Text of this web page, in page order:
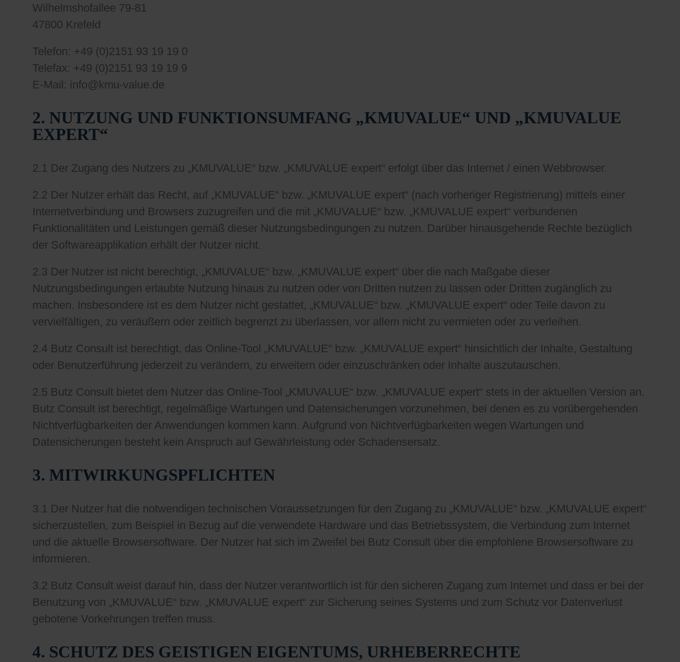
Wilhelmshofallee 79-81
47800 Krefeld
Telefon: +49 (0)2151 93 19 19 0
Telefax: +49 (0)2151 93 19 19 9
E-Mail: info@kmu-value.de
2. NUTZUNG UND FUNKTIONSUMFANG „KMUVALUE“ UND „KMUVALUE
EXPERT“
2.1 Der Zugang des Nutzers zu „KMUVALUE“ bzw. „KMUVALUE expert“ erfolgt über das Internet / einen Webbrowser.
2.2 Der Nutzer erhält das Recht, auf „KMUVALUE“ bzw. „KMUVALUE expert“ (nach vorheriger Registrierung) mittels einer
Internetverbindung und Browsers zuzugreifen und die mit „KMUVALUE“ bzw. „KMUVALUE expert“ verbundenen
Funktionalitäten und Leistungen gemäß dieser Nutzungsbedingungen zu nutzen. Darüber hinausgehende Rechte bezüglich
der Softwareapplikation erhält der Nutzer nicht.
2.3 Der Nutzer ist nicht berechtigt, „KMUVALUE“ bzw. „KMUVALUE expert“ über die nach Maßgabe dieser
Nutzungsbedingungen erlaubte Nutzung hinaus zu nutzen oder von Dritten nutzen zu lassen oder Dritten zugänglich zu
machen. Insbesondere ist es dem Nutzer nicht gestattet, „KMUVALUE“ bzw. „KMUVALUE expert“ oder Teile davon zu
vervielfältigen, zu veräußern oder zeitlich begrenzt zu überlassen, vor allem nicht zu vermieten oder zu verleihen.
2.4 Butz Consult ist berechtigt, das Online-Tool „KMUVALUE“ bzw. „KMUVALUE expert“ hinsichtlich der Inhalte, Gestaltung
oder Benutzerführung jederzeit zu verändern, zu erweitern oder einzuschränken oder Inhalte auszutauschen.
2.5 Butz Consult bietet dem Nutzer das Online-Tool „KMUVALUE“ bzw. „KMUVALUE expert“ stets in der aktuellen Version an.
Butz Consult ist berechtigt, regelmäßige Wartungen und Datensicherungen vorzunehmen, bei denen es zu vorübergehenden
Nichtverfügbarkeiten der Anwendungen kommen kann. Aufgrund von Nichtverfügbarkeiten wegen Wartungen und
Datensicherungen besteht kein Anspruch auf Gewährleistung oder Schadensersatz.
3. MITWIRKUNGSPFLICHTEN
3.1 Der Nutzer hat die notwendigen technischen Voraussetzungen für den Zugang zu „KMUVALUE“ bzw. „KMUVALUE expert“
sicherzustellen, zum Beispiel in Bezug auf die verwendete Hardware und das Betriebssystem, die Verbindung zum Internet
und die aktuelle Browsersoftware. Der Nutzer hat sich im Zweifel bei Butz Consult über die empfohlene Browsersoftware zu
informieren.
3.2 Butz Consult weist darauf hin, dass der Nutzer verantwortlich ist für den sicheren Zugang zum Internet und dass er bei der
Benutzung von „KMUVALUE“ bzw. „KMUVALUE expert“ zur Sicherung seines Systems und zum Schutz vor Datenverlust
gebotene Vorkehrungen treffen muss.
4. SCHUTZ DES GEISTIGEN EIGENTUMS, URHEBERRECHTE